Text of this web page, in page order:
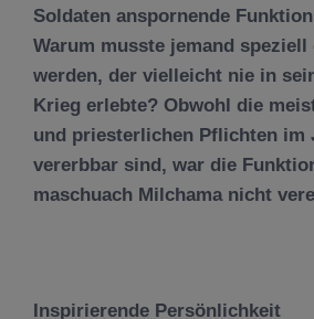
Soldaten anspornende
Warum musste jemand
werden, der vielleicht nie in
Krieg erlebte? Obwohl die
und priesterlichen Pflichten im
vererbbar sind, war die
maschuach Milchama nicht
Inspirierende Persönlichkeit